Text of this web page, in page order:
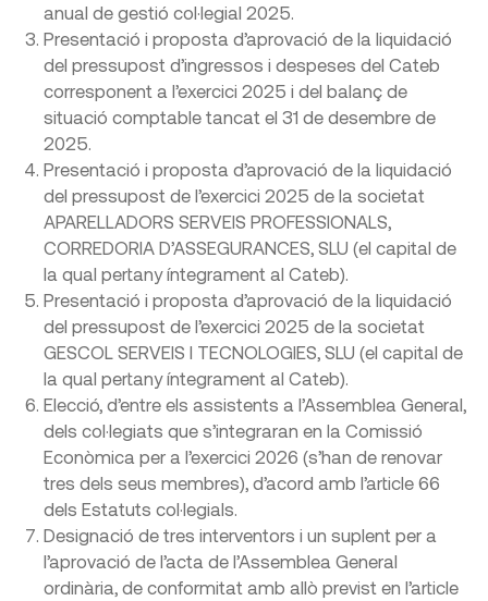
anual de gestió col·legial 2025.
Presentació i proposta d’aprovació de la liquidació
del pressupost d’ingressos i despeses del Cateb
corresponent a l’exercici 2025 i del balanç de
situació comptable tancat el 31 de desembre de
2025.
Presentació i proposta d’aprovació de la liquidació
del pressupost de l’exercici 2025 de la societat
APARELLADORS SERVEIS PROFESSIONALS,
CORREDORIA D’ASSEGURANCES, SLU (el capital de
la qual pertany íntegrament al Cateb).
Presentació i proposta d’aprovació de la liquidació
del pressupost de l’exercici 2025 de la societat
GESCOL SERVEIS I TECNOLOGIES, SLU (el capital de
la qual pertany íntegrament al Cateb).
Elecció, d’entre els assistents a l’Assemblea General,
dels col·legiats que s’integraran en la Comissió
Econòmica per a l’exercici 2026 (s’han de renovar
tres dels seus membres), d’acord amb l’article 66
dels Estatuts col·legials.
Designació de tres interventors i un suplent per a
l’aprovació de l’acta de l’Assemblea General
ordinària, de conformitat amb allò previst en l’article